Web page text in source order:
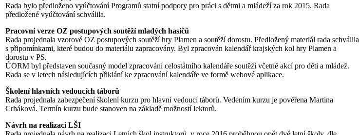
Rada bylo předloženo vyúčtování Programů statní podpory pro práci s dětmi a mládeží za rok 2015. Rada
předložené vyúčtování schválila.
Pracovní verze OZ postupových soutěží mladých hasičů
Rada projednala vzorové OZ postupových soutěží hry Plamen a soutěží dorostu. Předložený materiál rada schválila
s připomínkami, které budou do materiálu zapracovány. Byl zpracován kalendář krajských kol hry Plamen a
dorostu v PS.
ÚORM byl představen současný model zpracování celostátního kalendáře soutěží včetně akcí pro děti a mládež.
Rada se v letech následujících přiklání ke zpracování kalendáře ve formě webové aplikace.
Školení hlavních vedoucích táborů
Rada projednala zabezpečení školení kurzu pro hlavní vedoucí táborů. Vedením kurzu je pověřena Martina
Crháková. Termín kurzu bude stanoven na základě možností lektorů.
Návrh na realizaci LŠI